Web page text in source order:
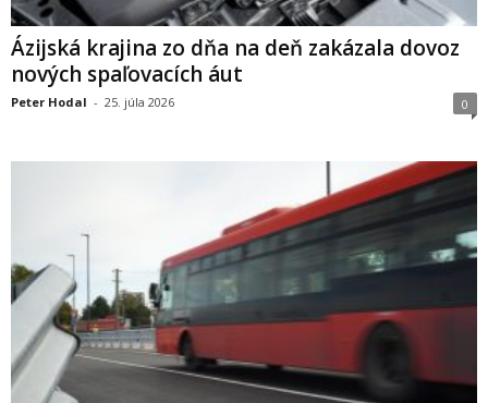
Ázijská krajina zo dňa na deň zakázala dovoz
nových spaľovacích áut
Peter Hodal - 25. júla 2026 0